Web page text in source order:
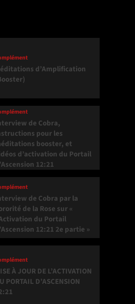
d’Amplification
de Cobra,
pour les
booster, et
d’activation du Portail
12:21
de Cobra par la
de la Rose sur «
du Portail
12:21 2e partie »
À JOUR DE L’ACTIVATION
PORTAIL D’ASCENSION